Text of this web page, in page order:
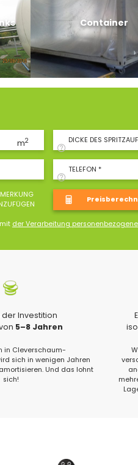
Container
m2 DICKE DES
TELEFON *
der Verarbeitung
der Investition
5–8 Jahren
in Cleverschaum-
sich in wenigen Jahren
Und das lohnt
sich!